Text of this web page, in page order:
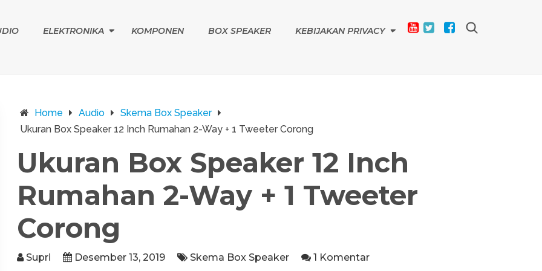
ELEKTRONIKA KOMPONEN BOX SPEAKER KEBIJAKAN PRIVACY
Home Audio
Skema Box Speaker
Ukuran Box Speaker 12 Inch Rumahan 2-Way + 1 Tweeter Corong
Ukuran Box Speaker 12 Inch
Rumahan 2-Way + 1 Tweeter
Corong
Supri Desember 13, 2019 Skema Box Speaker 1 Komentar